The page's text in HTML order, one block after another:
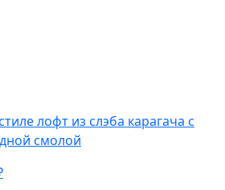
лофт из слэба карагача с
смолой